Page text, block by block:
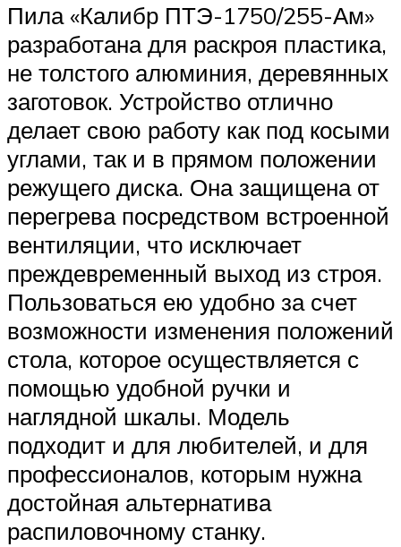
Пила «Калибр ПТЭ-1750/255-Ам»
разработана для раскроя пластика,
не толстого алюминия, деревянных
заготовок. Устройство отлично
делает свою работу как под косыми
углами, так и в прямом положении
режущего диска. Она защищена от
перегрева посредством встроенной
вентиляции, что исключает
преждевременный выход из строя.
Пользоваться ею удобно за счет
возможности изменения положений
стола, которое осуществляется с
помощью удобной ручки и
наглядной шкалы. Модель
подходит и для любителей, и для
профессионалов, которым нужна
достойная альтернатива
распиловочному станку.